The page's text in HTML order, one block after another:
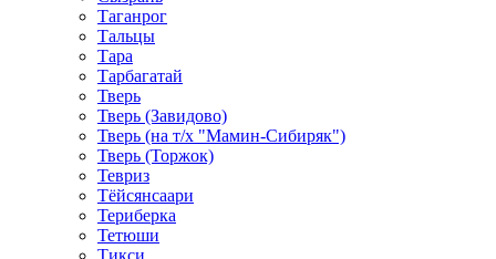
Таганрог
Тальцы
Тара
Тарбагатай
Тверь
Тверь (Завидово)
Тверь (на т/х "Мамин-Сибиряк")
Тверь (Торжок)
Тевриз
Тёйсянсаари
Териберка
Тетюши
Тикси